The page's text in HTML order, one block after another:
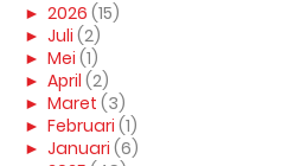
► 2026 (15)
► Juli (2)
► Mei (1)
► April (2)
► Maret (3)
► Februari (1)
► Januari (6)